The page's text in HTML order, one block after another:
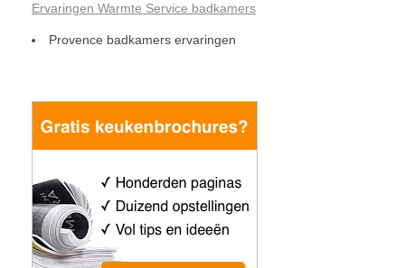
Ervaringen Warmte Service badkamers
Provence badkamers ervaringen